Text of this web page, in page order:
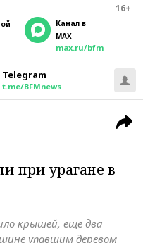
16+
Канал в
MAX
max.ru/bfm
Telegram
t.me/BFMnews
при урагане в
крышей, еще два
упавшим деревом